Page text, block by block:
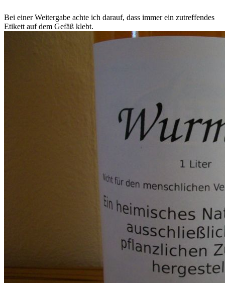
Bei einer Weitergabe achte ich darauf, dass immer ein zutreffendes
Etikett auf dem Gefäß klebt.